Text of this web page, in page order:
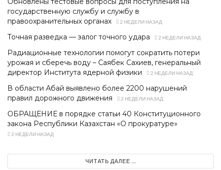
государственную службу и службу в
правоохранительных органах
2 НЕДЕЛИ НАЗАД
Точная разведка — залог точного удара 2 НЕДЕЛИ НАЗАД
Радиационные технологии помогут сократить потери
урожая и сберечь воду – Саябек Сахиев, генеральный
директор Института ядерной физики
2 НЕДЕЛИ НАЗАД
В области Абай выявлено более 2200 нарушений
правил дорожного движения
2 НЕДЕЛИ НАЗАД
ОБРАЩЕНИЕ в порядке статьи 40 Конституционного
закона Республики Казахстан «О прокуратуре»
2 НЕДЕЛИ НАЗАД
ЧИТАТЬ ДАЛЕЕ ...